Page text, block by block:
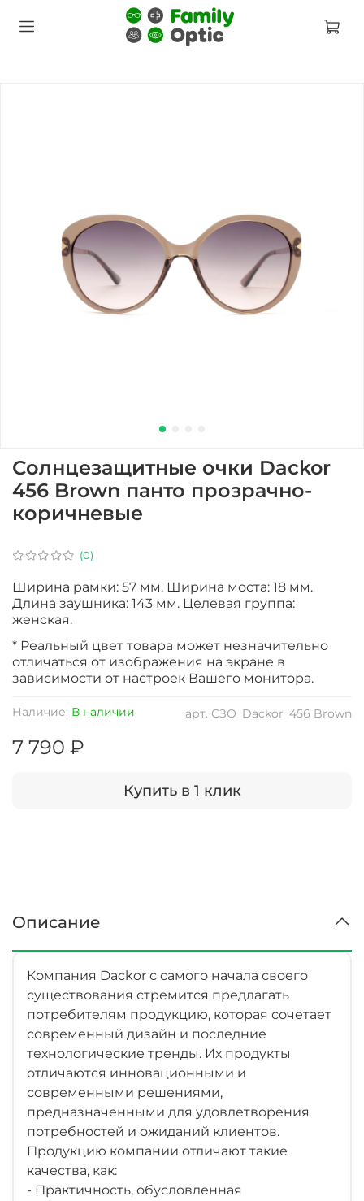
(0)
арт. СЗО_Dackor_456 Brown
Наличие: В наличии
Солнцезащитные очки Dackor
456 Brown панто прозрачно-
коричневые
7 790 ₽
Купить в 1 клик
Ширина рамки: 57 мм. Ширина моста: 18 мм.
Длина заушника: 143 мм. Целевая группа:
женская.
* Реальный цвет товара может незначительно
отличаться от изображения на экране в
зависимости от настроек Вашего монитора.
Описание
Компания Dackor с самого начала своего
существования стремится предлагать
потребителям продукцию, которая сочетает
современный дизайн и последние
технологические тренды. Их продукты
отличаются инновационными и
современными решениями,
предназначенными для удовлетворения
потребностей и ожиданий клиентов.
Продукцию компании отличают такие
качества, как:
- Практичность, обусловленная